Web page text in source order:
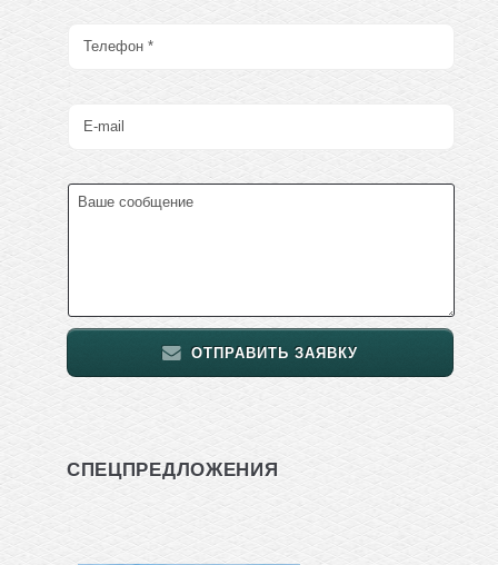
ОТПРАВИТЬ ЗАЯВКУ
СПЕЦПРЕДЛОЖЕНИЯ